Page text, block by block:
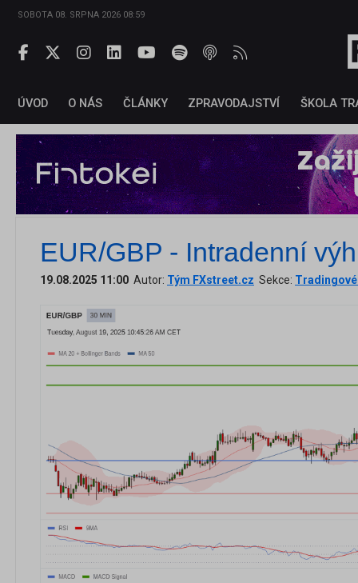
SOBOTA 08. SRPNA 2026 08:59
ÚVOD O NÁS ČLÁNKY ZPRAVODAJSTVÍ ŠKOLA
EUR/GBP - Intradenní
19.08.2025 11:00 Autor: Tým FXstreet.cz Sekce: Tradingové